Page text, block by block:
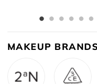
MAKEUP